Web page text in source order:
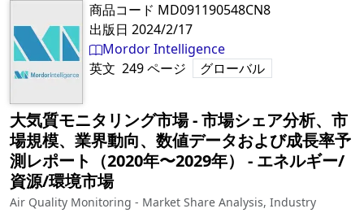
商品コード MD091190548CN8
出版日 2024/2/17
Mordor Intelligence
英文 249ページ グローバル
大気質モニタリング市場 - 市場シェア分析、市
場規模、業界動向、数値データおよび成長率予
測レポート（2020年〜2029年）
‐ エネルギー/
資源/環境市場
Air Quality Monitoring - Market Share Analysis, Industry